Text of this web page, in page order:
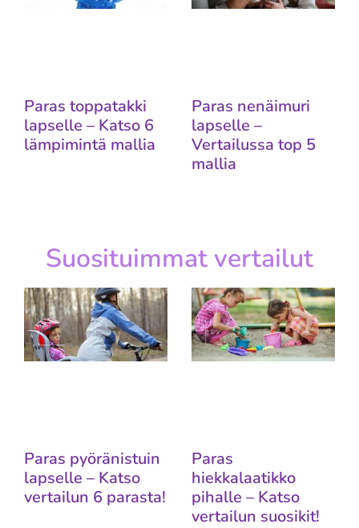
Paras toppatakki
lapselle – Katso 6
lämpimintä mallia
Paras nenäimuri
lapselle –
Vertailussa top 5
mallia
Suosituimmat vertailut
Paras pyöränistuin
lapselle – Katso
vertailun 6 parasta!
Paras
hiekkalaatikko
pihalle – Katso
vertailun suosikit!